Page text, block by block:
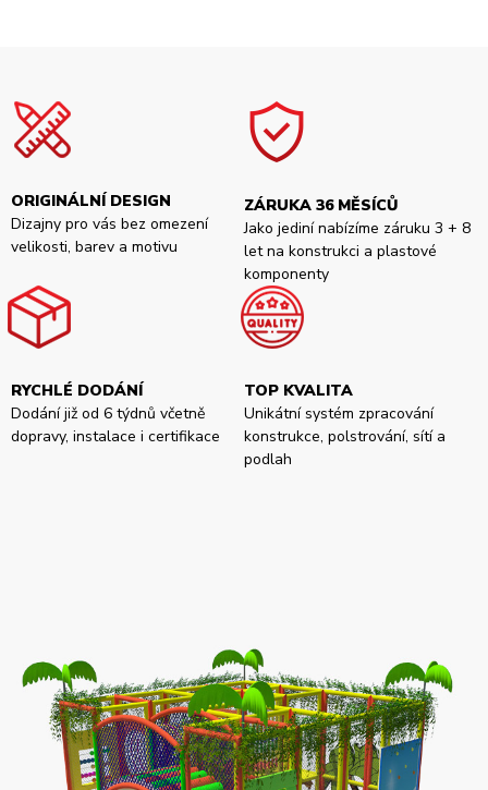
ORIGINÁLNÍ DESIGN
Dizajny pro vás bez omezení
velikosti, barev a motivu
ZÁRUKA 36 MĚSÍCŮ
Jako jediní nabízíme záruku 3 + 8
let na konstrukci a plastové
komponenty
RYCHLÉ DODÁNÍ
Dodání již od 6 týdnů včetně
dopravy, instalace i certifikace
TOP KVALITA
Unikátní systém zpracování
konstrukce, polstrování, sítí a
podlah